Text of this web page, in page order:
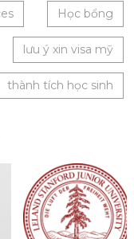
Học bổng
lưu ý xin visa mỹ
thành tích học sinh